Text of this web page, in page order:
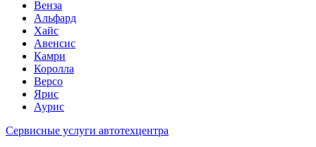
Венза
Альфард
Хайс
Авенсис
Камри
Королла
Версо
Ярис
Аурис
Сервисные услуги автотехцентра